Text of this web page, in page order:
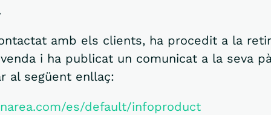
amb els clients, ha procedit a la
i ha publicat un comunicat a la seva
al següent enllaç:
es/default/infoproduct